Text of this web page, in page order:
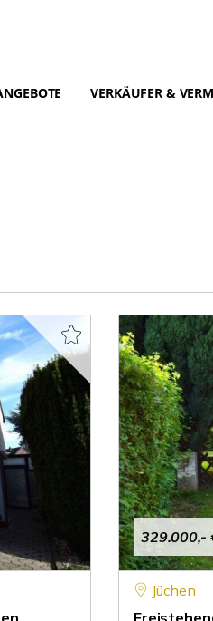
VERKÄUFER &
329.000,-
Jüchen